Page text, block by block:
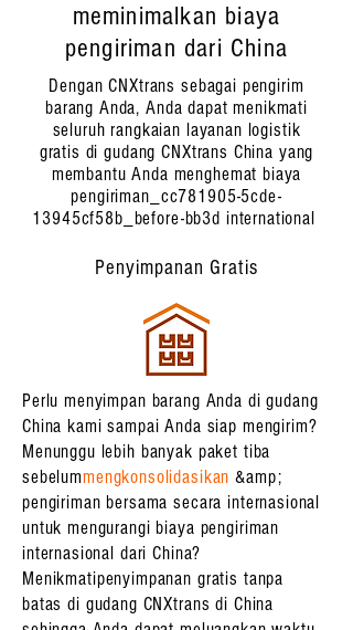
meminimalkan biaya
pengiriman dari China
Dengan CNXtrans sebagai pengirim
barang Anda, Anda dapat menikmati
seluruh rangkaian layanan logistik
gratis di gudang CNXtrans China yang
membantu Anda menghemat biaya
pengiriman_cc781905-5cde-
13945cf58b_before-bb3d international
Penyimpanan Gratis
Perlu menyimpan barang Anda di gudang
China kami sampai Anda siap mengirim?
Menunggu lebih banyak paket tiba
sebelummengkonsolidasikan &amp;
pengiriman bersama secara internasional
untuk mengurangi biaya pengiriman
internasional dari China?
Menikmatipenyimpanan gratis tanpa
batas di gudang CNXtrans di China